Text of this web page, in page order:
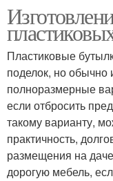
Пластиковые
поделок, но обычно
полноразмерные
если отбросить
такому варианту,
практичность,
размещения на
дорогую мебель,